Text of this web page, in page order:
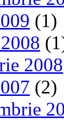
(1)
2008
(2)